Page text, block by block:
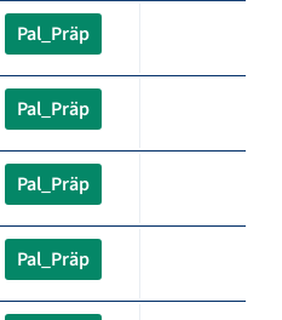
Pal_Präp
Pal_Präp
Pal_Präp
Pal_Präp